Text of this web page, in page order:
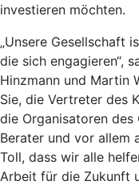
investieren möchten.
„Unsere Gesellschaft
die sich engagieren“,
Hinzmann und Martin
Sie, die Vertreter des
die Organisatoren
Berater und vor allem
Toll, dass wir alle
Arbeit für die Zukunft